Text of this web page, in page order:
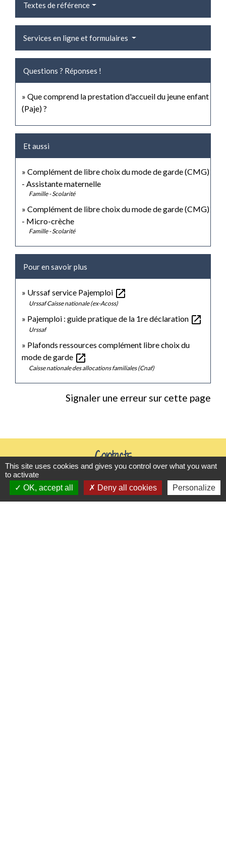
Textes de référence
Services en ligne et formulaires
Questions ? Réponses !
Que comprend la prestation d'accueil du jeune enfant
(Paje) ?
Et aussi
Complément de libre choix du mode de garde (CMG)
- Assistante maternelle
Famille - Scolarité
Complément de libre choix du mode de garde (CMG)
- Micro-crèche
Famille - Scolarité
Pour en savoir plus
Urssaf service Pajemploi open_in_new
Urssaf Caisse nationale (ex-Acoss)
Pajemploi : guide pratique de la 1re déclaration open_in_new
Urssaf
Plafonds ressources complément libre choix du
mode de garde open_in_new
Caisse nationale des allocations familiales (Cnaf)
Signaler une erreur sur cette page
Contacts
42 rue de Paris
27620 Gasny - FRANCE
This site uses cookies and gives you control over what you want
to activate
OK, accept all
Deny all cookies Personalize